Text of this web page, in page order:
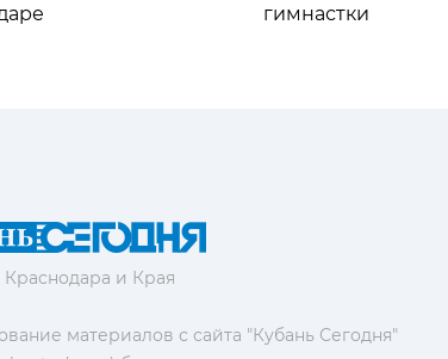
гимнастки
и Края
материалов с сайта "Кубань Сегодня"